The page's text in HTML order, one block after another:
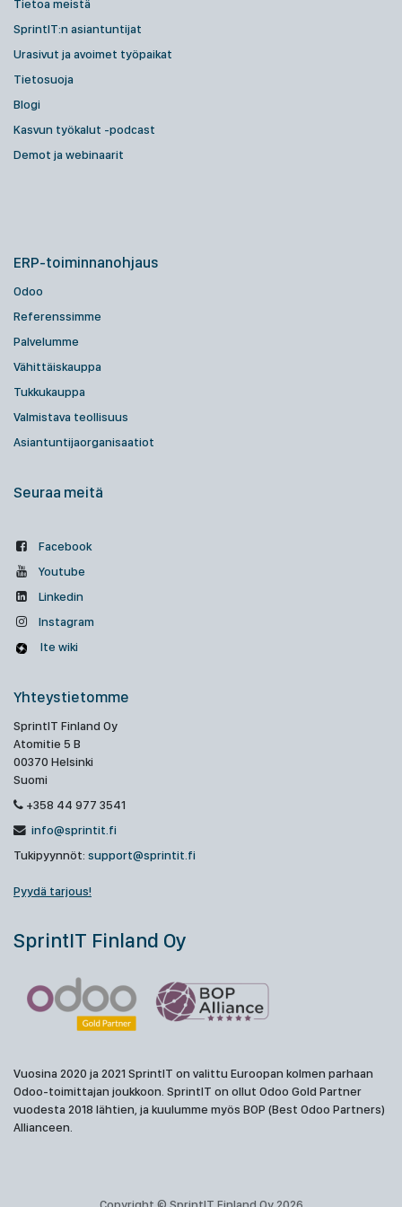
Tietoa meistä
SprintIT:n asiantuntijat
Urasivut ja avoimet työpaikat
Tietosuoja
Blogi
Kasvun työkalut -podcast
Demot ja webinaarit
ERP-toiminnanohjaus
Odoo
Referenssimme
Palvelumme
Vähittäiskauppa
Tukkukauppa
Valmistava teollisuus
Asiantuntijaorganisaatiot
Seuraa meitä
Facebook
Youtube
Linkedin
Instagram
Ite wiki
Yhteystietomme
SprintIT Finland Oy
Atomitie 5 B
00370 Helsinki
Suomi
+358 44 977 3541
info@sprintit.fi
Tukipyynnöt: support@sprintit.fi
Pyydä tarjous!
SprintIT Finland Oy
Vuosina 2020 ja 2021 SprintIT on valittu Euroopan kolmen parhaan
Odoo-toimittajan joukkoon. SprintIT on ollut Odoo Gold Partner
vuodesta 2018 lähtien, ja kuulumme myös BOP (Best Odoo Partners)
Allianceen.
Copyright © SprintIT Finland Oy 2026